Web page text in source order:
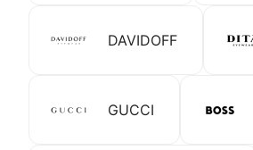
DAVIDOFF
GUCCI